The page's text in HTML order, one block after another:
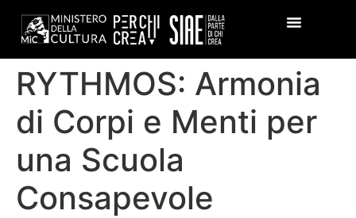
RYTHMOS: Armonia
di Corpi e Menti per
una Scuola
Consapevole